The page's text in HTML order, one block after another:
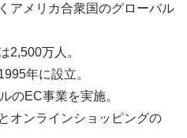
アメリカ合衆国のグローバル
2,500万人。
年に設立。
のEC事業を実施。
オンラインショッピングの